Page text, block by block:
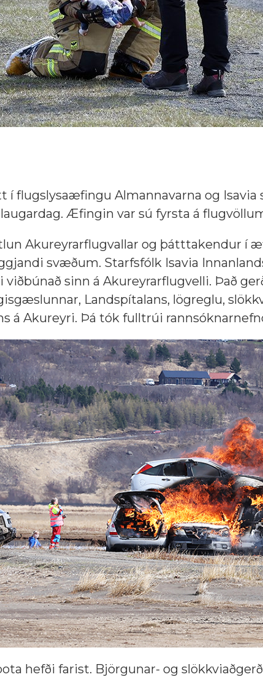
í flugslysaæfingu Almannavarna og Isavia
Æfingin var sú fyrsta á
Akureyrarflugvallar og þátttakendur í
svæðum. Starfsfólk Isavia
sinn á Akureyrarflugvelli. Það
Landspítalans, lögreglu,
á Akureyri. Þá tók fulltrúi
hefði farist. Björgunar- og